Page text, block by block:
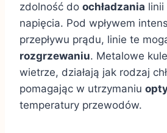
zdolność do ochładzania linii
napięcia. Pod wpływem
przepływu prądu, linie te
rozgrzewaniu. Metalowe
wietrze, działają jak rodzaj
pomagając w utrzymaniu
temperatury przewodów.